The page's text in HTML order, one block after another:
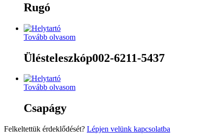
Rugó
Tovább olvasom
Ülésteleszkóp002-6211-5437
Tovább olvasom
Csapágy
Felkeltettük érdeklődését? Lépjen velünk kapcsolatba